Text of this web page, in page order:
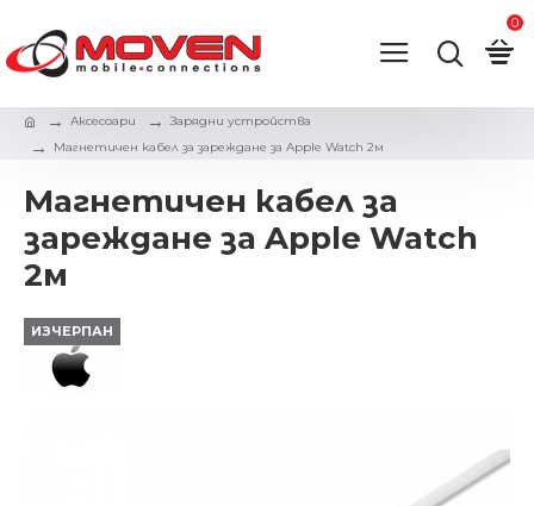
0
Аксесоари
Зарядни устройствa
Магнетичен кабел за зареждане за Apple Watch 2м
Магнетичен кабел за
зареждане за Apple Watch
2м
ИЗЧЕРПАН